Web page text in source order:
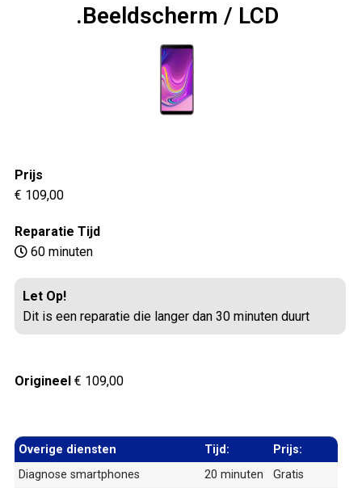
.Beeldscherm / LCD
Prijs
€ 109,00
Reparatie Tijd
60 minuten
Let Op!
Dit is een reparatie die langer dan 30 minuten duurt
Origineel € 109,00
Overige diensten Tijd:
Prijs:
Diagnose smartphones
20 minuten
Gratis